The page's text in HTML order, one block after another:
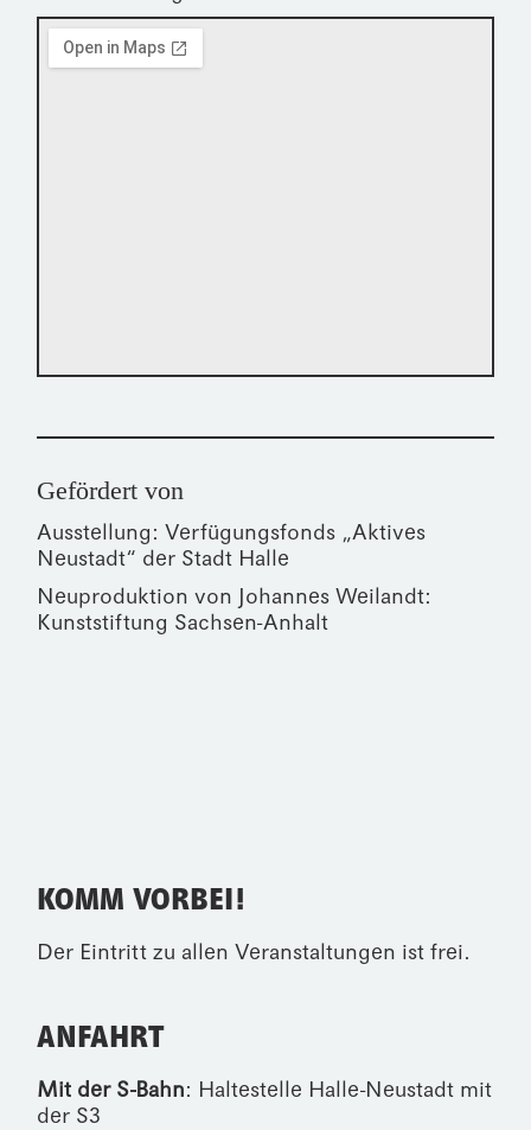
Gefördert von
Ausstellung:Verfügungsfonds „Aktives
Neustadt“ der Stadt Halle
Neuproduktion von Johannes Weilandt:
Kunststiftung Sachsen-Anhalt
KOMM VORBEI!
Der Eintritt zu allen Veranstaltungen ist frei.
ANFAHRT
Mit der S-Bahn: Haltestelle Halle-Neustadt mit
der S3